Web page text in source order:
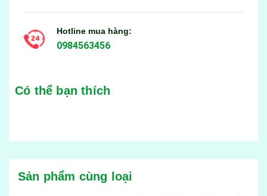
Hotline mua hàng:
0984563456
Có thể bạn thích
Sản phẩm cùng loại